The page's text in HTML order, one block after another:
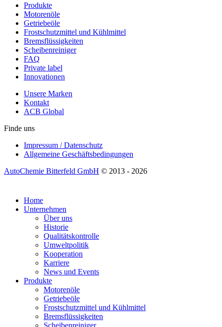
Produkte
Motorenöle
Getriebeöle
Frostschutzmittel und Kühlmittel
Bremsflüssigkeiten
Scheibenreiniger
FAQ
Private label
Innovationen
Unsere Marken
Kontakt
ACB Global
Finde uns
Impressum / Datenschutz
Allgemeine Geschäftsbedingungen
AutoChemie Bitterfeld GmbH © 2013 - 2026
Home
Unternehmen
Über uns
Historie
Qualitätskontrolle
Umweltpolitik
Kooperation
Karriere
News und Events
Produkte
Motorenöle
Getriebeöle
Frostschutzmittel und Kühlmittel
Bremsflüssigkeiten
Scheibenreiniger